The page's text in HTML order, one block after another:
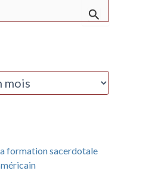
formation sacerdotale